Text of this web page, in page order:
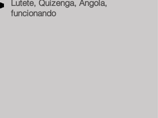
Lutete, Quizenga, Angola,
funcionando